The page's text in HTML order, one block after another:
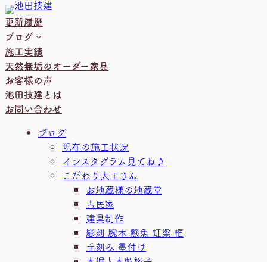
内
容
を
ス
キ
ッ
プ
更新履歴
ブログ
施工実績
天然無垢のオーダー家具
お客様の声
池田技建とは
お問い合わせ
ブログ
現在の施工状況
インスタグラム見てね♪
こだわり大工さん
お地蔵様の地蔵堂
古民家
建具制作
彫刻 腕木 懸魚 虹梁 框
手刻み 墨付け